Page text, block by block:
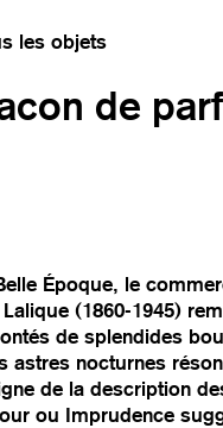
les objets
de
Époque, le
Lalique (1860-1945)
de splendides
astres nocturnes
de la description
ou Imprudence